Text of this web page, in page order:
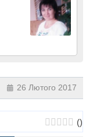
26 Лютого 2017
()